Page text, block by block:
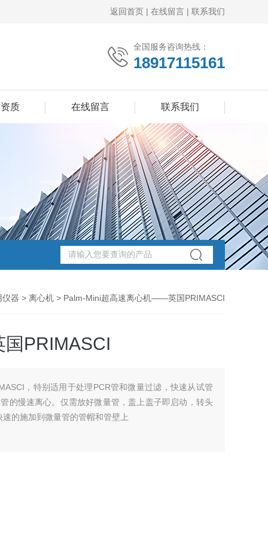
返回首页 | 在线留言 | 联系我们
全国服务咨询热线：
18917115161
质 在线留言 联系我们
仪器 > 离心机 > Palm-Mini超高速离心机——英国PRIMASCI
PRIMASCI
，特别适用于处理PCR管和微量过滤，快速从试管
的慢速离心。仅需放好微量管，盖上盖子即启动，转头
的施加到微量管的管帽和管壁上